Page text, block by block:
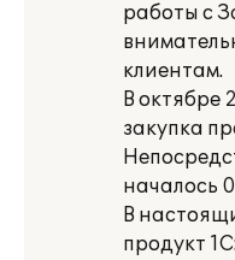
работы с
клиентам.
В октябре
закупка
началось
В
продукт